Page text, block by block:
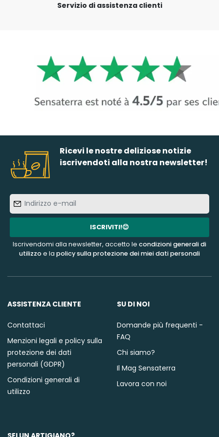
Servizio di assistenza clienti
Ricevi le nostre deliziose notizie
iscrivendoti alla nostra newsletter!
e-
mail
ISCRIVITI!😊
Iscrivendomi alla newsletter, accetto le condizioni generali di
utilizzoe la policy sulla protezione dei miei dati personali
ASSISTENZA CLIENTE
Contattaci
Menzioni legali e policy sulla
protezione dei dati
personali (GDPR)
Condizioni generali di
utilizzo
SU DI NOI
Domande più frequenti -
FAQ
Chi siamo?
Il Mag Sensaterra
Lavora con noi